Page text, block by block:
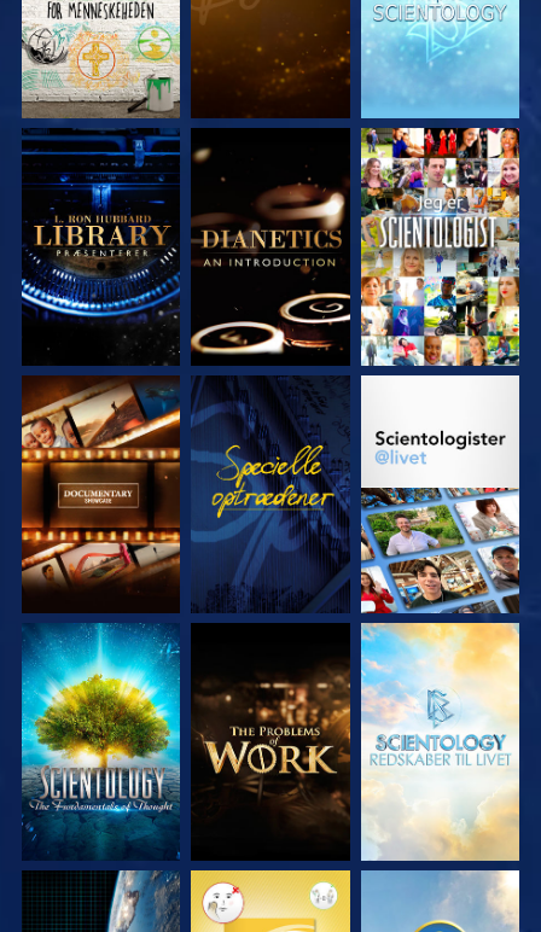
UDFORSK SERIEN UDFORSK SERIEN SE
UDFORSK SERIEN SE UDFORSK SERIEN
UDFORSK SERIEN UDFORSK SERIEN UDFORSK SERIEN